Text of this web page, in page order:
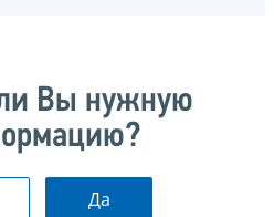
Вы нужную
Да